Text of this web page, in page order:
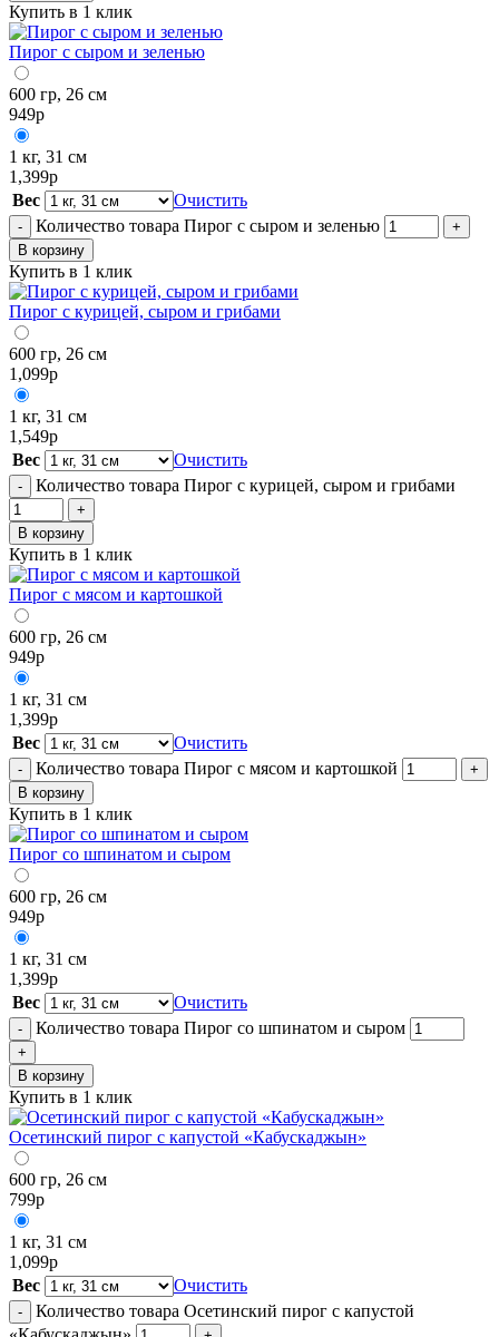
Купить в 1 клик
Пирог с сыром и зеленью
600 гр, 26 см
949р
1 кг, 31 см
1,399р
Вес
Очистить
- Количество товара Пирог с сыром и зеленью
+
В корзину
Купить в 1 клик
Пирог с курицей, сыром и грибами
600 гр, 26 см
1,099р
1 кг, 31 см
1,549р
Вес
Очистить
- Количество товара Пирог с курицей, сыром и грибами
+
В корзину
Купить в 1 клик
Пирог с мясом и картошкой
600 гр, 26 см
949р
1 кг, 31 см
1,399р
Вес
Очистить
- Количество товара Пирог с мясом и картошкой
+
В корзину
Купить в 1 клик
Пирог со шпинатом и сыром
600 гр, 26 см
949р
1 кг, 31 см
1,399р
Вес
Очистить
- Количество товара Пирог со шпинатом и сыром
+
В корзину
Купить в 1 клик
Осетинский пирог с капустой «Кабускаджын»
600 гр, 26 см
799р
1 кг, 31 см
1,099р
Вес
Очистить
-
Количество товара Осетинский пирог с капустой